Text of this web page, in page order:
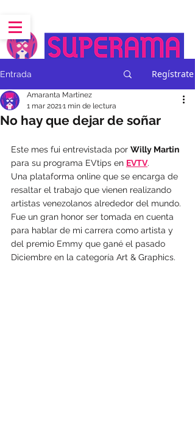
CREATIVE SUPERPOWERS
Entrada Regístrate
No hay que dejar de soñar
Amaranta Martinez
1 mar 20211 min de lectura
Este mes fui entrevistada por Willy Martin
para su programa EVtips en EVTV.
Una plataforma online que se encarga de
resaltar el trabajo que vienen realizando
artistas venezolanos alrededor del mundo.
Fue un gran honor ser tomada en cuenta
para hablar de mi carrera como artista y
del premio Emmy que gané el pasado
Diciembre en la categoría Art & Graphics.